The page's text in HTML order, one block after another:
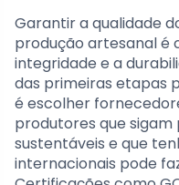
Garantir a qualidade
produção artesanal é
integridade e a
das primeiras etapas
é escolher
produtores que
sustentáveis e que
internacionais pode